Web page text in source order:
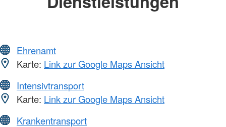
Ehrenamt
Karte: Link zur Google Maps Ansicht
Intensivtransport
Karte: Link zur Google Maps Ansicht
Krankentransport